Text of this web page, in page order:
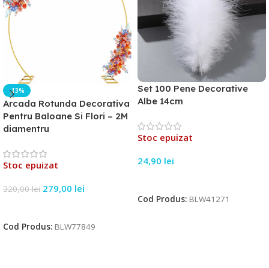
-13%
Arcada Rotunda Decorativa
Pentru Baloane Si Flori – 2M
diamentru
Stoc epuizat
320,00lei 279,00 lei
Cod Produs: BLW77849
Set 100 Pene Decorative
Albe 14cm
Stoc epuizat
24,90 lei
Cod Produs: BLW41271